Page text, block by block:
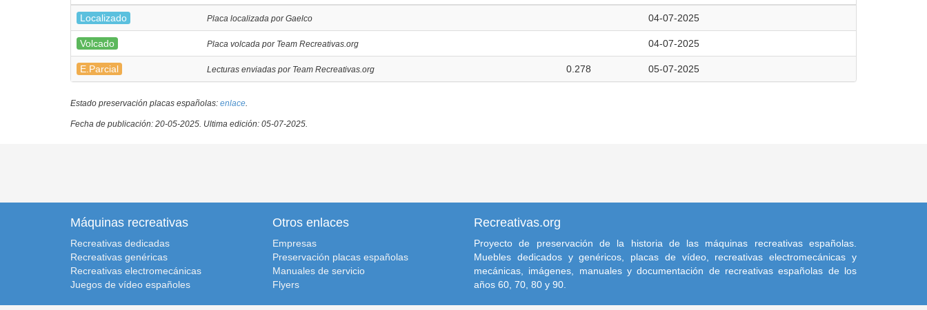
Localizado Placa localizada por Gaelco 04-07-2025
Volcado Placa volcada por Team Recreativas.org 04-07-2025
E.Parcial Lecturas enviadas por Team Recreativas.org 0.278 05-07-2025
Estado preservación placas españolas: enlace.
Fecha de publicación: 20-05-2025. Ultima edición: 05-07-2025.
Máquinas recreativas
Recreativas dedicadas
Recreativas genéricas
Recreativas electromecánicas
Juegos de vídeo españoles
Otros enlaces
Empresas
Preservación placas españolas
Manuales de servicio
Flyers
Recreativas.org
Proyecto de preservación de la historia de las máquinas recreativas españolas.
Muebles dedicados y genéricos, placas de vídeo, recreativas electromecánicas y
mecánicas, imágenes, manuales y documentación de recreativas españolas de los
años 60, 70, 80 y 90.